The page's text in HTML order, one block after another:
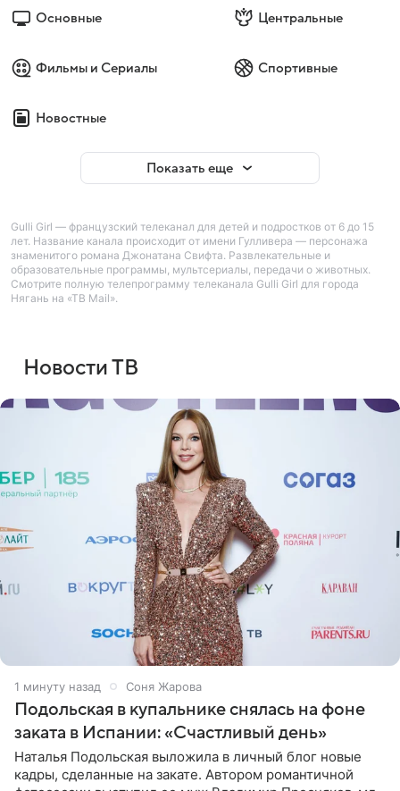
Основные Центральные
Фильмы и Сериалы Спортивные
Новостные
Показать еще
Gulli Girl — французский телеканал для детей и подростков от 6 до 15
лет. Название канала происходит от имени Гулливера — персонажа
знаменитого романа Джонатана Свифта. Развлекательные и
образовательные программы, мультсериалы, передачи о животных.
Смотрите полную телепрограмму телеканала Gulli Girl для города
Нягань на «ТВ Mail».
Новости ТВ
1 минуту назад Соня Жарова
Подольская в купальнике снялась на фоне
заката в Испании: «Счастливый день»
Наталья Подольская выложила в личный блог новые
кадры, сделанные на закате. Автором романтичной